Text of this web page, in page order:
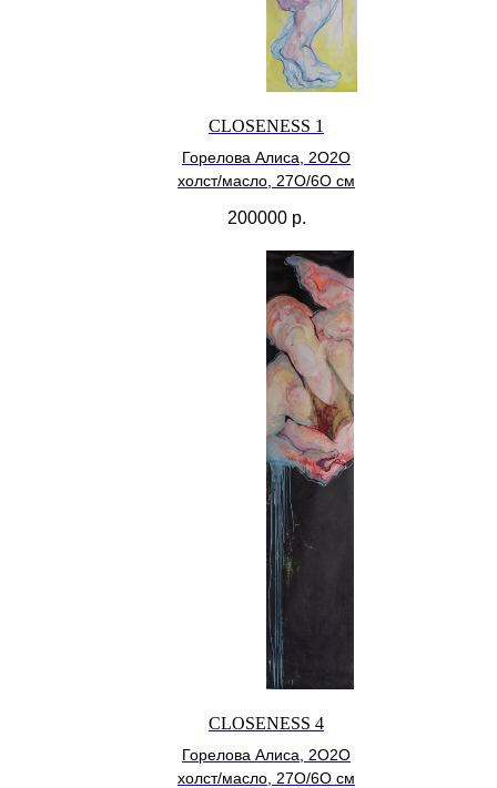
CLOSENESS 1
Горелова Алиса, 2О2О
холст/масло, 27О/6О см
200000 р.
CLOSENESS 4
Горелова Алиса, 2О2О
холст/масло, 27О/6О см